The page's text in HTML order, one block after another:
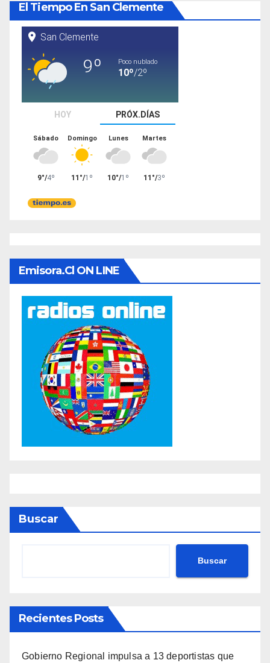
El Tiempo En San Clemente
Emisora.cl ON LINE
Buscar
Buscar
Recientes Posts
Gobierno Regional impulsa a 13 deportistas que